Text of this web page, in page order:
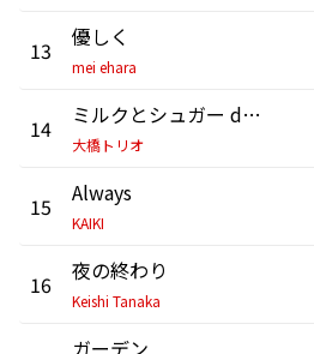
13 優しく
mei ehara
14 ミルクとシュガー duet with 上白石萌音
大橋トリオ
15 Always
KAIKI
16 夜の終わり
Keishi Tanaka
ガーデン